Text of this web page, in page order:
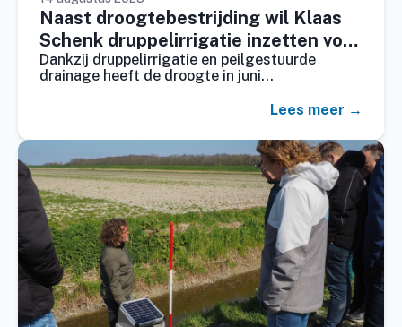
Naast droogtebestrijding wil Klaas
Schenk druppelirrigatie inzetten voor
bemesting
Dankzij druppelirrigatie en peilgestuurde
drainage heeft de droogte in juni…
Lees meer →